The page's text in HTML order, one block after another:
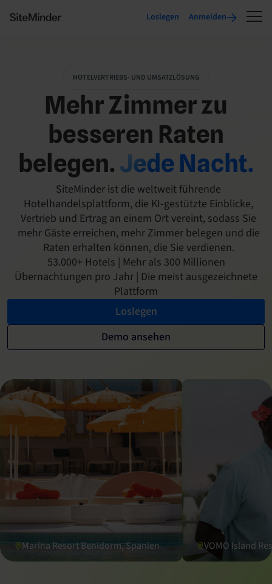
Loslegen Anmelden
HOTELVERTRIEBS- UND UMSATZLÖSUNG
Mehr Zimmer zu
besseren Raten
belegen. Jede Nacht.
SiteMinder ist die weltweit führende
Hotelhandelsplattform, die KI-gestützte Einblicke,
Vertrieb und Ertrag an einem Ort vereint, sodass Sie
mehr Gäste erreichen, mehr Zimmer belegen und die
Raten erhalten können, die Sie verdienen.
53.000+ Hotels | Mehr als 300 Millionen
Übernachtungen pro Jahr | Die meist ausgezeichnete
Plattform
Loslegen
Demo ansehen
Marina Resort Benidorm, Spanien VOMO Island